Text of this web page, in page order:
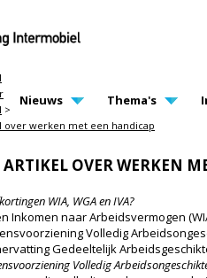
MAIN PAGE NAVIGATION
Nieuws Thema's
>
werken met een handicap
OVER WERKEN
WIA, WGA en IVA?
Inkomen naar Arbeidsvermogen
Volledig
Gedeeltelijk
Volledig